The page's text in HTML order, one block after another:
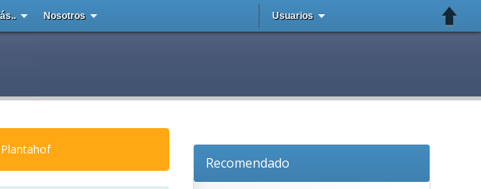
Nosotros Usuarios
Recomendado